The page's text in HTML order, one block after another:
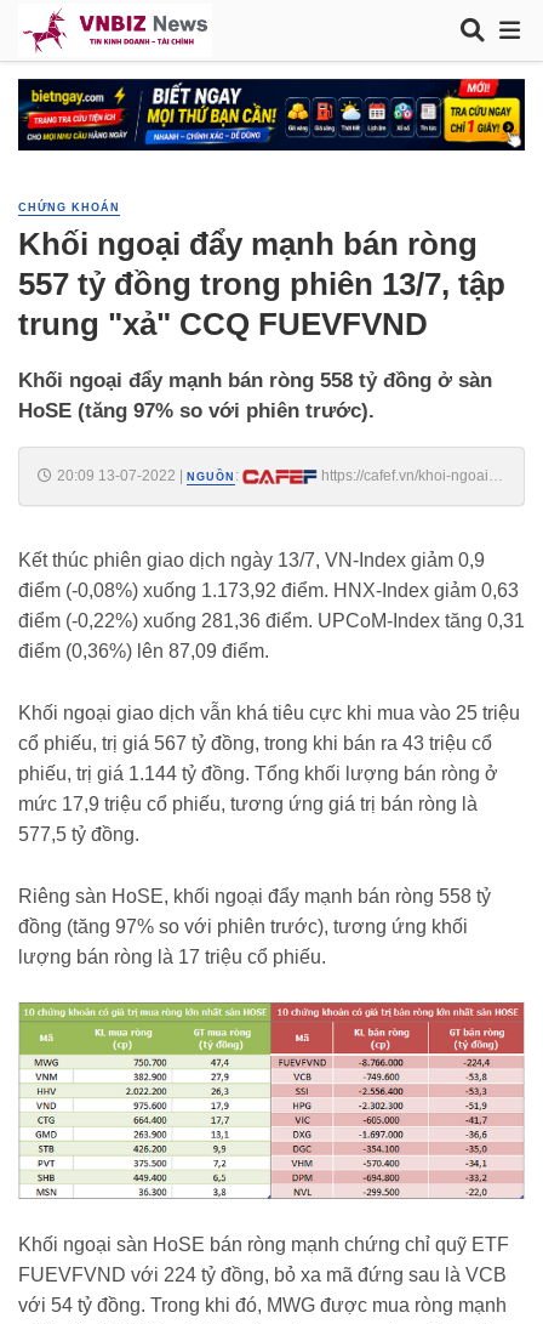
CHỨNG KHOÁN
Khối ngoại đẩy mạnh bán ròng
557 tỷ đồng trong phiên 13/7, tập
trung "xả" CCQ FUEVFVND
Khối ngoại đẩy mạnh bán ròng 558 tỷ đồng ở sàn
HoSE (tăng 97% so với phiên trước).
20:09 13-07-2022 NGUỒN :
https://cafef.vn/khoi-ngoai-
Kết thúc phiên giao dịch ngày 13/7, VN-Index giảm 0,9
điểm (-0,08%) xuống 1.173,92 điểm. HNX-Index giảm 0,63
điểm (-0,22%) xuống 281,36 điểm. UPCoM-Index tăng 0,31
điểm (0,36%) lên 87,09 điểm.
Khối ngoại giao dịch vẫn khá tiêu cực khi mua vào 25 triệu
cổ phiếu, trị giá 567 tỷ đồng, trong khi bán ra 43 triệu cổ
phiếu, trị giá 1.144 tỷ đồng. Tổng khối lượng bán ròng ở
mức 17,9 triệu cổ phiếu, tương ứng giá trị bán ròng là
577,5 tỷ đồng.
Riêng sàn HoSE, khối ngoại đẩy mạnh bán ròng 558 tỷ
đồng (tăng 97% so với phiên trước), tương ứng khối
lượng bán ròng là 17 triệu cổ phiếu.
Khối ngoại sàn HoSE bán ròng mạnh chứng chỉ quỹ ETF
FUEVFVND với 224 tỷ đồng, bỏ xa mã đứng sau là VCB
với 54 tỷ đồng. Trong khi đó, MWG được mua ròng mạnh